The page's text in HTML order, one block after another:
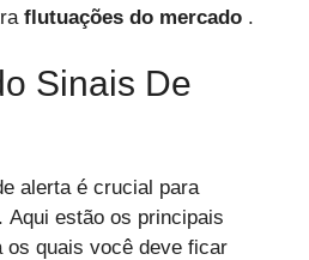
flutuações do mercado .
Sinais De
alerta é crucial para
Aqui estão os principais
os quais você deve ficar